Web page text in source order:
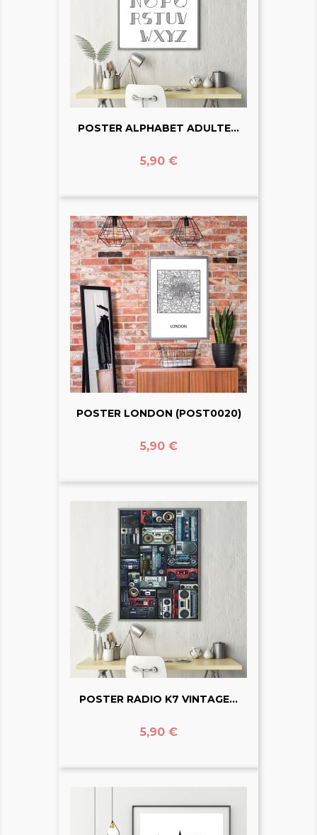
POSTER ALPHABET ADULTE...
Prix
5,90 €
POSTER LONDON (POST0020)
Prix
5,90 €
POSTER RADIO K7 VINTAGE...
Prix
5,90 €